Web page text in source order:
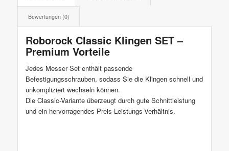
Bewertungen (0)
Roborock Classic Klingen SET –
Premium Vorteile
Jedes Messer Set enthält passende
Befestigungsschrauben, sodass Sie die Klingen schnell und
unkompliziert wechseln können.
Die Classic-Variante überzeugt durch gute Schnittleistung
und ein hervorragendes Preis-Leistungs-Verhältnis.